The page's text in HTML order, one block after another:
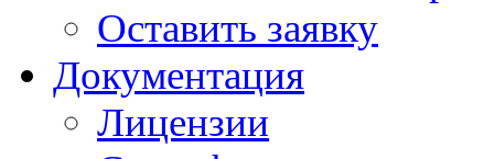
Оставить заявку
Документация
Лицензии